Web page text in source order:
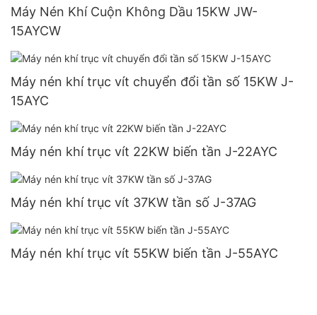
Máy Nén Khí Cuộn Không Dầu 15KW JW-
15AYCW
Máy nén khí trục vít chuyển đổi tần số 15KW J-
15AYC
Máy nén khí trục vít 22KW biến tần J-22AYC
Máy nén khí trục vít 37KW tần số J-37AG
Máy nén khí trục vít 55KW biến tần J-55AYC